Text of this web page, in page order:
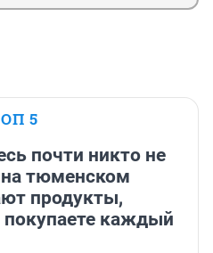
5
почти никто не
на тюменском
продукты,
каждый